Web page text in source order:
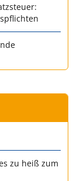
zu heiß zum